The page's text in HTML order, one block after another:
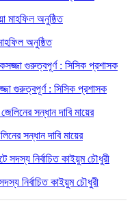
অনুষ্ঠিত
গুরুত্বপূর্ণ : সিসিক প্রশাসক
সন্ধান দাবি মায়ের
নির্বাচিত কাইয়ুম চৌধুরী